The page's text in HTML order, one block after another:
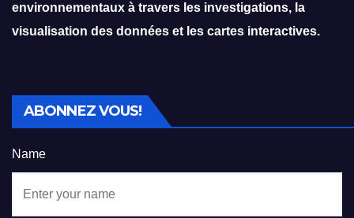
environnementaux à travers les investigations, la
visualisation des données et les cartes interactives.
ABONNEZ VOUS!
Name